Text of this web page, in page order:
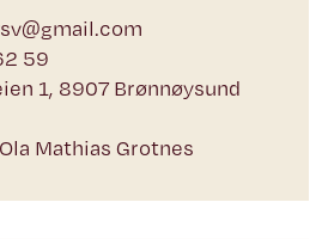
59
1, 8907 Brønnøysund
Mathias Grotnes